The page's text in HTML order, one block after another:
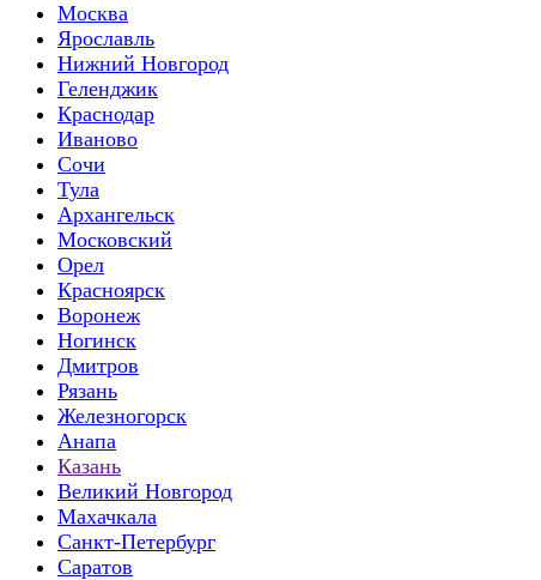
Москва
Ярославль
Нижний Новгород
Геленджик
Краснодар
Иваново
Сочи
Тула
Архангельск
Московский
Орел
Красноярск
Воронеж
Ногинск
Дмитров
Рязань
Железногорск
Анапа
Казань
Великий Новгород
Махачкала
Санкт-Петербург
Саратов